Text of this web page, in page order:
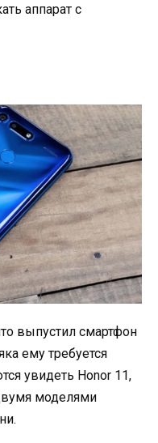
аппарат с
выпустил смартфон
ему требуется
увидеть Honor 11,
моделями